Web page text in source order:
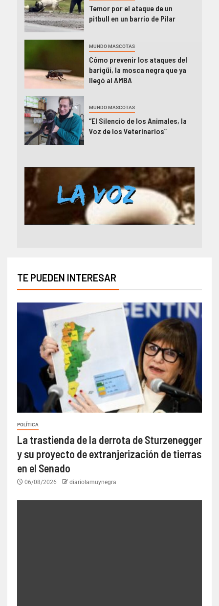
Temor por el ataque de un
pitbull en un barrio de Pilar
MUNDO MASCOTAS
Cómo prevenir los ataques del
barigüí, la mosca negra que ya
llegó al AMBA
MUNDO MASCOTAS
“El Silencio de los Animales, la
Voz de los Veterinarios”
TE PUEDEN INTERESAR
POLÍTICA
La trastienda de la derrota de Sturzenegger
y su proyecto de extranjerización de tierras
en el Senado
06/08/2026 diariolamuynegra